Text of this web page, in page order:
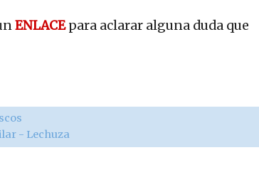
ENLACEpara aclarar alguna duda que
- Lechuza